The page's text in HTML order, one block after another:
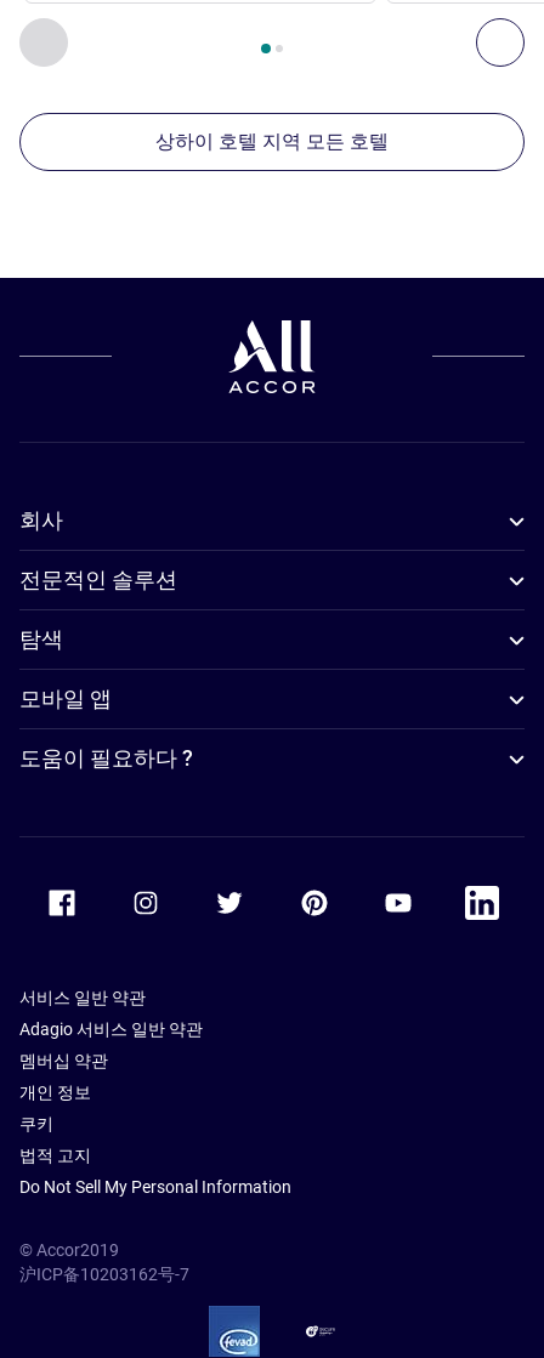
이전 - 주변에 있는 다른 시설 다
2/ 페이지 , 주변에 있는 다른 시설 1 :, 주변에 있는 다른 시
상하이 호텔 지역 모든 호텔
회사
전문적인 솔루션
탐색
모바일 앱
도움이 필요하다 ?
Accor Youtube
Accor
서비스 일반 약관
Adagio 서비스 일반 약관
멤버십 약관
개인 정보
쿠키
법적 고지
Do Not Sell My Personal Information
© Accor2019
沪ICP备10203162号-7